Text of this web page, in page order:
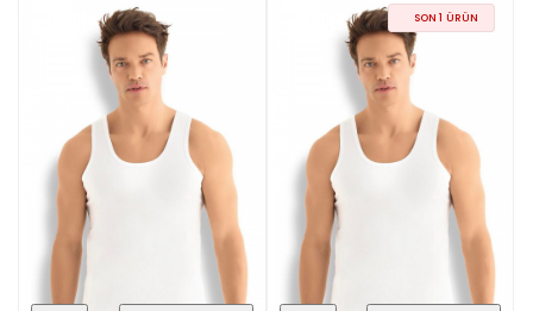
SON 1 ÜRÜN